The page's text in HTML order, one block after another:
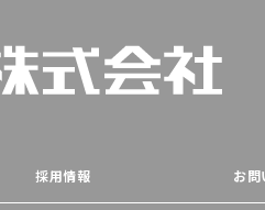
採用情報 お問